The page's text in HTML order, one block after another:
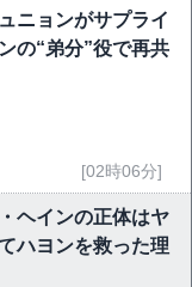
ニョンがサプライ
の“弟分”役で再共
[02時06分]
ヘインの正体はヤ
ハヨンを救った理